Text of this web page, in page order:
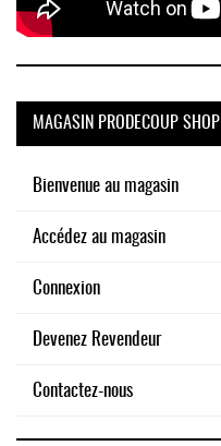
MAGASIN PRODECOUP SHOP
Bienvenue au magasin
Accédez au magasin
Connexion
Devenez Revendeur
Contactez-nous